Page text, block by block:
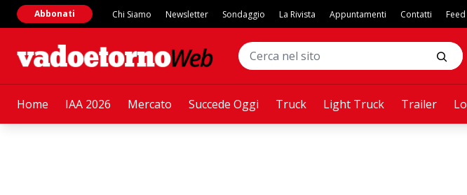
Home IAA 2026 Mercato Succede Oggi Truck Light Truck Trailer
Abbonati Chi Siamo Newsletter Sondaggio La Rivista Appuntamenti Contatti Feed